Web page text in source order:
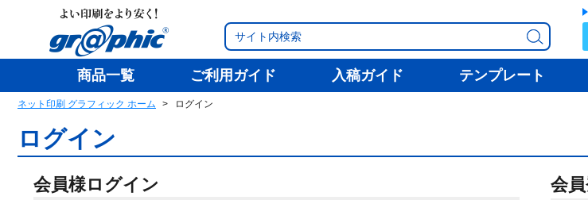
商品一覧 ご利用ガイド 入稿ガイド テンプレート
ネット印刷 グラフィック ホーム ログイン
ログイン
会員様ログイン 会